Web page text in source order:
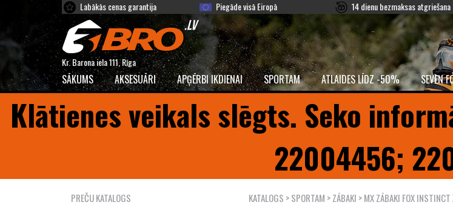
Labākās cenas garantija Piegāde visā Eiropā 14 dienu bezmaksas atgriešana
Kr. Barona iela 111, Rīga
SĀKUMS AKSESUĀRI APĢĒRBI IKDIENAI SPORTAM ATLAIDES LĪDZ -50% SEVEN
Klātienes veikals slēgts. Seko
22004456;
PREČU KATALOGS
KATALOGS >SPORTAM >ZĀBAKI > MX ZĀBAKI FOX INSTINCT